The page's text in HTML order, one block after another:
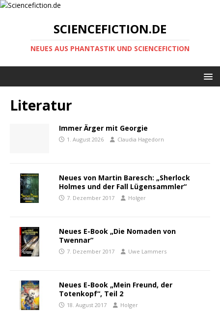
SCIENCEFICTION.DE
NEUES AUS PHANTASTIK UND SCIENCEFICTION
Literatur
Immer Ärger mit Georgie
1. August 2026 Claudia Hagedorn
Neues von Martin Baresch: „Sherlock
Holmes und der Fall Lügensammler“
7. Dezember 2017 Holger
Neues E-Book „Die Nomaden von
Twennar“
7. Dezember 2017 Uwe Lammers
Neues E-Book „Mein Freund, der
Totenkopf“, Teil 2
18. August 2017 Holger